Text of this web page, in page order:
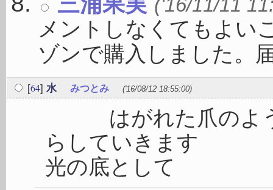
('16/11/11
メントしなくてもよい
ゾンで購入しました。
[64] 水 みつとみ ('16/08/12 18:55:00)
はがれた爪のよう
らしてい
光の底とし